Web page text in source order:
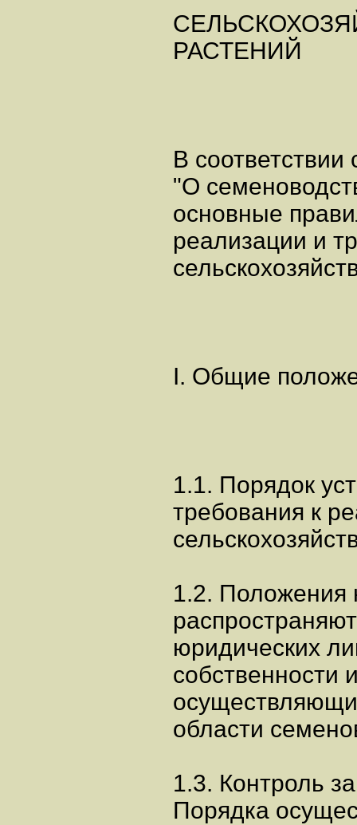
РАСТЕНИЙ
В
"О
основные
реализации и
I. Общие
1.1. Порядок
требования к
1.2. Положения
юридических
собственности
области
1.3. Контроль
Порядка